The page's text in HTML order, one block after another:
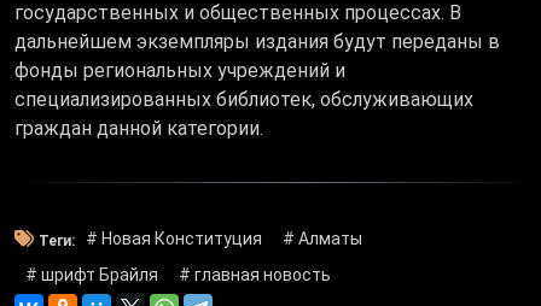
государственных и общественных процессах. В
дальнейшем экземпляры издания будут переданы в
фонды региональных учреждений и
специализированных библиотек, обслуживающих
граждан данной категории.
Теги: # Новая Конституция
# Алматы
# шрифт Брайля
# главная новость